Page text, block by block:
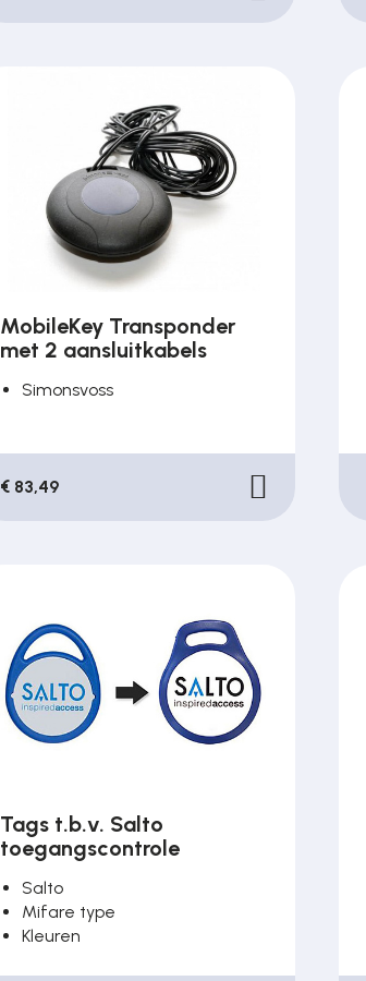
MobileKey Transponder
met 2 aansluitkabels
Simonsvoss
€ 83,49
Tags t.b.v. Salto
toegangscontrole
Salto
Mifare type
Kleuren